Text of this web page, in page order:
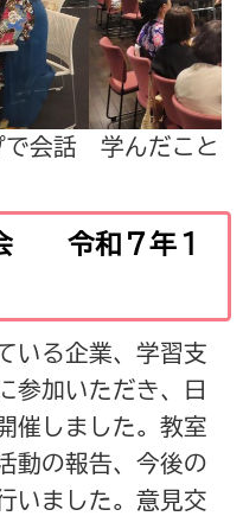
会話 学んだこと
令和７年１
いる企業、学習支
参加いただき、日
催しました。教室
動の報告、今後の
いました。意見交